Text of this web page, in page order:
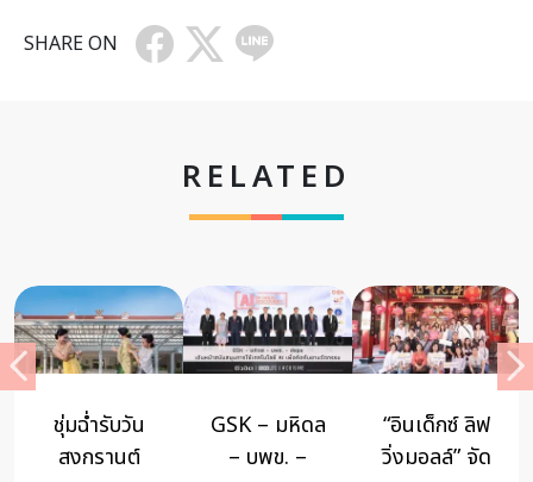
SHARE ON
RELATED
เราเป็นคนที่
กลัวการ
Netflix เปิด
ตัว “Sea of
บอกรักคุณแม่
ด้วย เมนูข้าว